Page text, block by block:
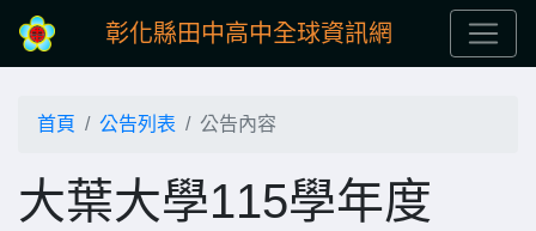
彰化縣田中高中全球資訊網
首頁 公告列表 公告內容
大葉大學115學年度